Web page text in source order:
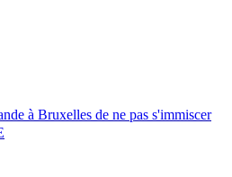
à Bruxelles de ne pas s'immiscer